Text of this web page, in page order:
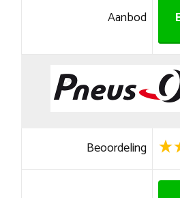
Aanbod
Beoordeling